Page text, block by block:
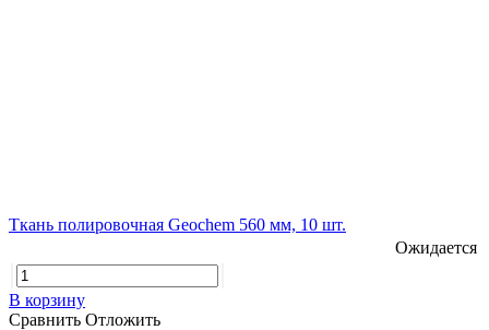
Ткань полировочная Geochem 560 мм, 10 шт.
Ожидается
В корзину
Сравнить Отложить